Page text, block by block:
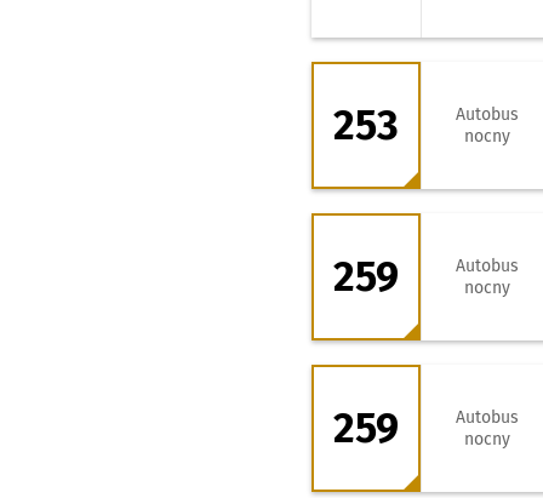
253 - kierunek
253
Autobus
nocny
259 - kierunek
259
Autobus
nocny
259 - kierunek
259
Autobus
nocny